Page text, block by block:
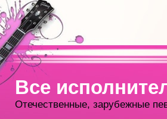
Все
Отечественные, зарубежные